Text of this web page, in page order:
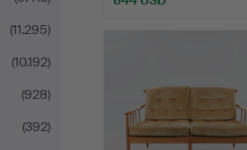
(11.295)
(10.192)
(928)
(392)